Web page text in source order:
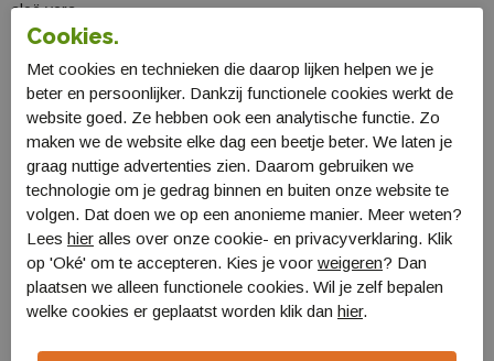
aloë vera
- Handige kleine verpakking voor in de tas
Specificaties
Bestellen en Betalen
Verzending en levering
Retourneren
Gerelateerde producten
Cookies.
Met cookies en technieken die daarop lijken helpen we je
beter en persoonlijker. Dankzij functionele cookies werkt de
website goed. Ze hebben ook een analytische functie. Zo
maken we de website elke dag een beetje beter. We laten je
graag nuttige advertenties zien. Daarom gebruiken we
technologie om je gedrag binnen en buiten onze website te
volgen. Dat doen we op een anonieme manier. Meer weten?
Lees hier alles over onze cookie- en privacyverklaring. Klik
op 'Oké' om te accepteren. Kies je voor weigeren? Dan
plaatsen we alleen functionele cookies. Wil je zelf bepalen
welke cookies er geplaatst worden klik dan hier.